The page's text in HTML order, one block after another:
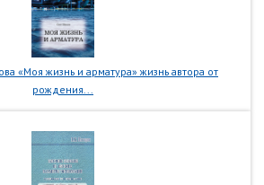
«Моя жизнь и арматура» жизнь автора от
рождения...